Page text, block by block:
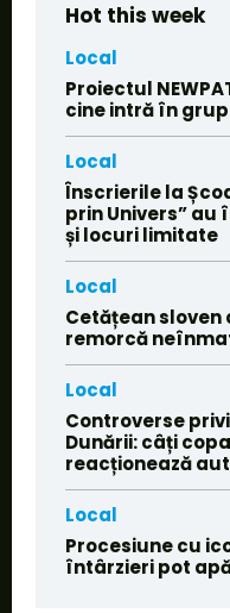
Hot this week
Local
Proiectul
cine intră în
Local
Înscrierile la
prin Univers” au
și locuri limitate
Local
Cetățean
remorcă
Local
Controverse
Dunării: câți
reacționează
Local
Procesiune cu
întârzieri pot